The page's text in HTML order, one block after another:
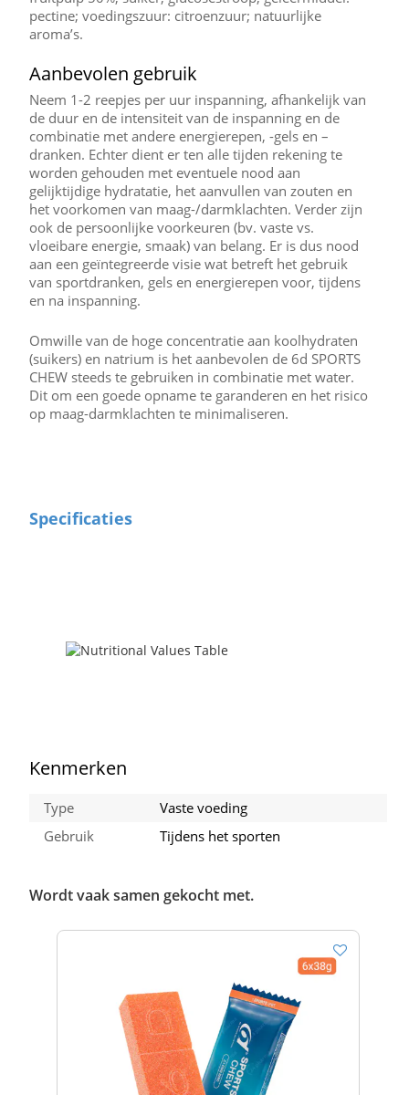
pectine; voedingszuur: citroenzuur; natuurlijke
aroma’s.
Aanbevolen gebruik
Neem 1-2 reepjes per uur inspanning, afhankelijk van
de duur en de intensiteit van de inspanning en de
combinatie met andere energierepen, -gels en –
dranken. Echter dient er ten alle tijden rekening te
worden gehouden met eventuele nood aan
gelijktijdige hydratatie, het aanvullen van zouten en
het voorkomen van maag-/darmklachten. Verder zijn
ook de persoonlijke voorkeuren (bv. vaste vs.
vloeibare energie, smaak) van belang. Er is dus nood
aan een geïntegreerde visie wat betreft het gebruik
van sportdranken, gels en energierepen voor, tijdens
en na inspanning.
Omwille van de hoge concentratie aan koolhydraten
(suikers) en natrium is het aanbevolen de 6d SPORTS
CHEW steeds te gebruiken in combinatie met water.
Dit om een goede opname te garanderen en het risico
op maag-darmklachten te minimaliseren.
Specificaties
Kenmerken
Type
Vaste voeding
Gebruik
Tijdens het sporten
Wordt vaak samen gekocht met.